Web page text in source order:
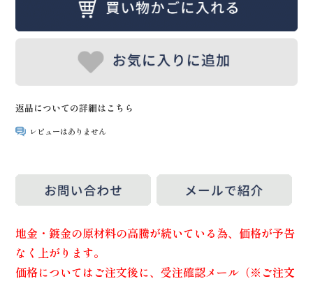
返品についての詳細はこちら
レビューはありません
地金・鍍金の原材料の高騰が続いている為、価格が予告
なく上がります。
価格についてはご注文後に、受注確認メール（※ご注文